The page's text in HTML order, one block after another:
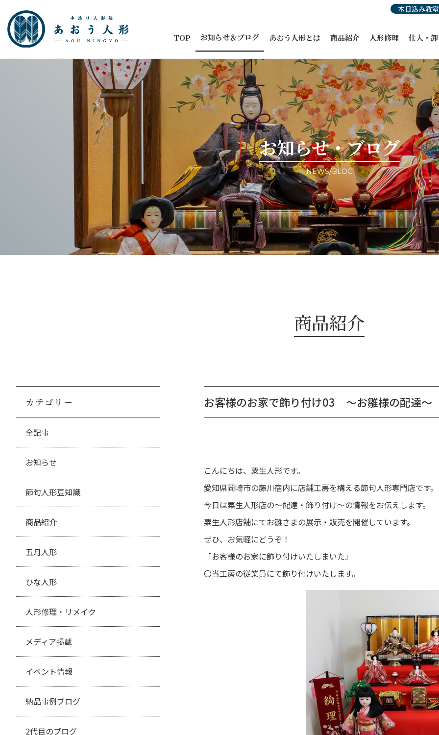
木目込み教室
TOP お知らせ＆ブログ
お知らせ
節句人形豆知識
商品紹介
五月人形
ひな人形
人形修理・リメイク
メディア掲載
イベント情報
納品事例ブログ
2代目のブログ
あおう人形とは
あおう人形の強み
職人紹介・受賞歴
あおう人形の歴史
商品紹介
ひな人形
オーダーひな人形
五月人形
飾り馬
こいのぼり
正月飾り
お祝い・贈答品
コラボ商品・作品
お客様宅納品事例
人形修理 仕入・
穂洲工
ひな人
飾り馬
その他
お知らせ・ブログ
NEWS/BLOG
商品紹介
カテゴリー
全記事
お知らせ
節句人形豆知識
商品紹介
五月人形
ひな人形
人形修理・リメイク
メディア掲載
イベント情報
納品事例ブログ
2代目のブログ
お客様のお家で飾り付け03 ～お雛様の配達～
こんにちは、粟生人形です。
愛知県岡崎市の藤川宿内に店舗工房を構える節句人形専門店です。
今日は粟生人形店の～配達・飾り付け～の情報をお伝えします。
粟生人形店舗にてお雛さまの展示・販売を開催しています。
ぜひ、お気軽にどうぞ！
「お客様のお家に飾り付けいたしまいた」
〇当工房の従業員にて飾り付けいたします。